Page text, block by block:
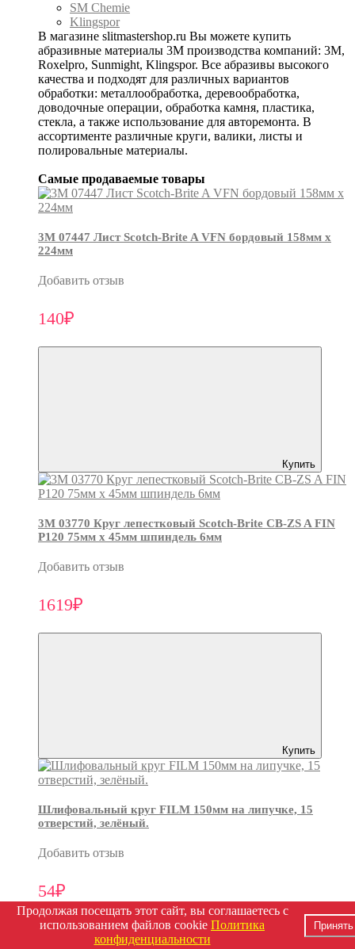
SM Chemie
Klingspor
В магазине slitmastershop.ru Вы можете купить
абразивные материалы 3М производства компаний: 3М,
Roxelpro, Sunmight, Klingspor. Все абразивы высокого
качества и подходят для различных вариантов
обработки: металлообработка, деревообработка,
доводочные операции, обработка камня, пластика,
стекла, а также использование для авторемонта. В
ассортименте различные круги, валики, листы и
полировальные материалы.
Самые продаваемые товары
3М 07447 Лист Scotch-Brite A VFN бордовый 158мм х
224мм
Добавить отзыв
140₽
Купить
3М 03770 Круг лепестковый Scotch-Brite CB-ZS A FIN
P120 75мм х 45мм шпиндель 6мм
Добавить отзыв
1619₽
Купить
Шлифовальный круг FILM 150мм на липучке, 15
отверстий, зелёный.
Добавить отзыв
54₽
Продолжая посещать этот сайт, вы соглашаетесь с
использованием файлов cookie Политика
конфиденциальности
Принять